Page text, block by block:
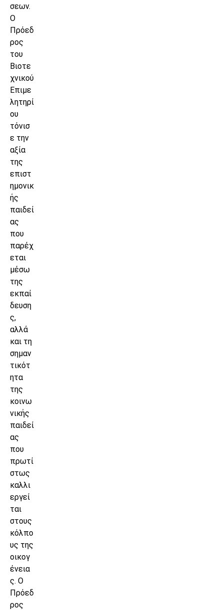
σεων.
Ο
Πρόεδ
ρος
του
Βιοτε
χνικού
Επιμε
λητηρί
ου
τόνισ
ε την
αξία
της
επιστ
ημονικ
ής
παιδεί
ας
που
παρέχ
εται
μέσω
της
εκπαί
δευση
ς,
αλλά
και τη
σημαν
τικότ
ητα
της
κοινω
νικής
παιδεί
ας
που
πρωτί
στως
καλλι
εργεί
ται
στους
κόλπο
υς της
οικογ
ένεια
ς. Ο
Πρόεδ
ρος